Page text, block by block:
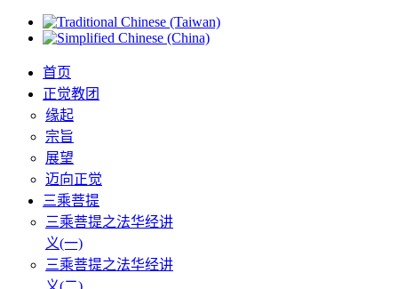
首页
正觉教团
缘起
宗旨
展望
迈向正觉
三乘菩提
三乘菩提之法华经讲
义(一)
三乘菩提之法华经讲
义(二)